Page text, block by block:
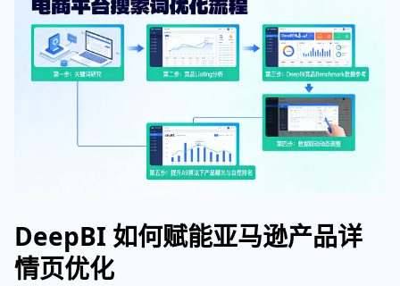
DeepBI 如何赋能亚马逊产品详
情页优化